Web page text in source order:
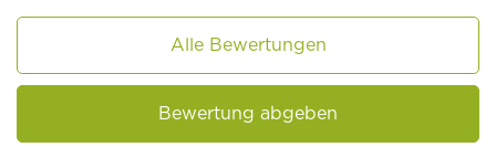
Alle Bewertungen
Bewertung abgeben